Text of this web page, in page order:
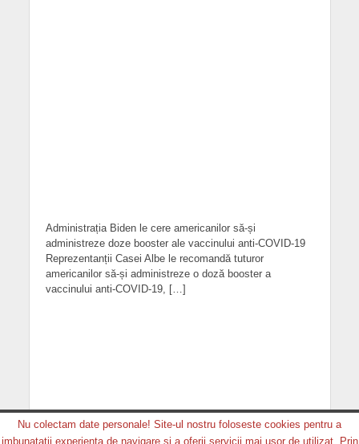
Administrația Biden le cere americanilor să-și
administreze doze booster ale vaccinului anti-COVID-19
Reprezentanții Casei Albe le recomandă tuturor
americanilor să-și administreze o doză booster a
vaccinului anti-COVID-19, […]
Nu colectam date personale! Site-ul nostru foloseste cookies pentru a
imbunatatii experienta de navigare si a oferii servicii mai usor de utilizat. Prin